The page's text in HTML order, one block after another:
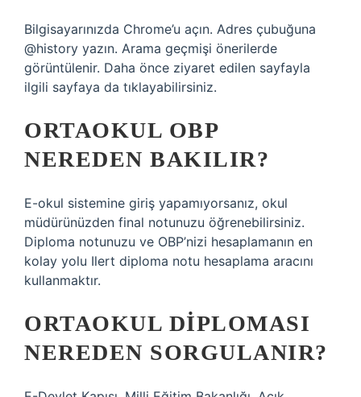
Bilgisayarınızda Chrome’u açın. Adres çubuğuna
@history yazın. Arama geçmişi önerilerde
görüntülenir. Daha önce ziyaret edilen sayfayla
ilgili sayfaya da tıklayabilirsiniz.
ORTAOKUL OBP
NEREDEN BAKILIR?
E-okul sistemine giriş yapamıyorsanız, okul
müdürünüzden final notunuzu öğrenebilirsiniz.
Diploma notunuzu ve OBP’nizi hesaplamanın en
kolay yolu Ilert diploma notu hesaplama aracını
kullanmaktır.
ORTAOKUL DIPLOMASI
NEREDEN SORGULANIR?